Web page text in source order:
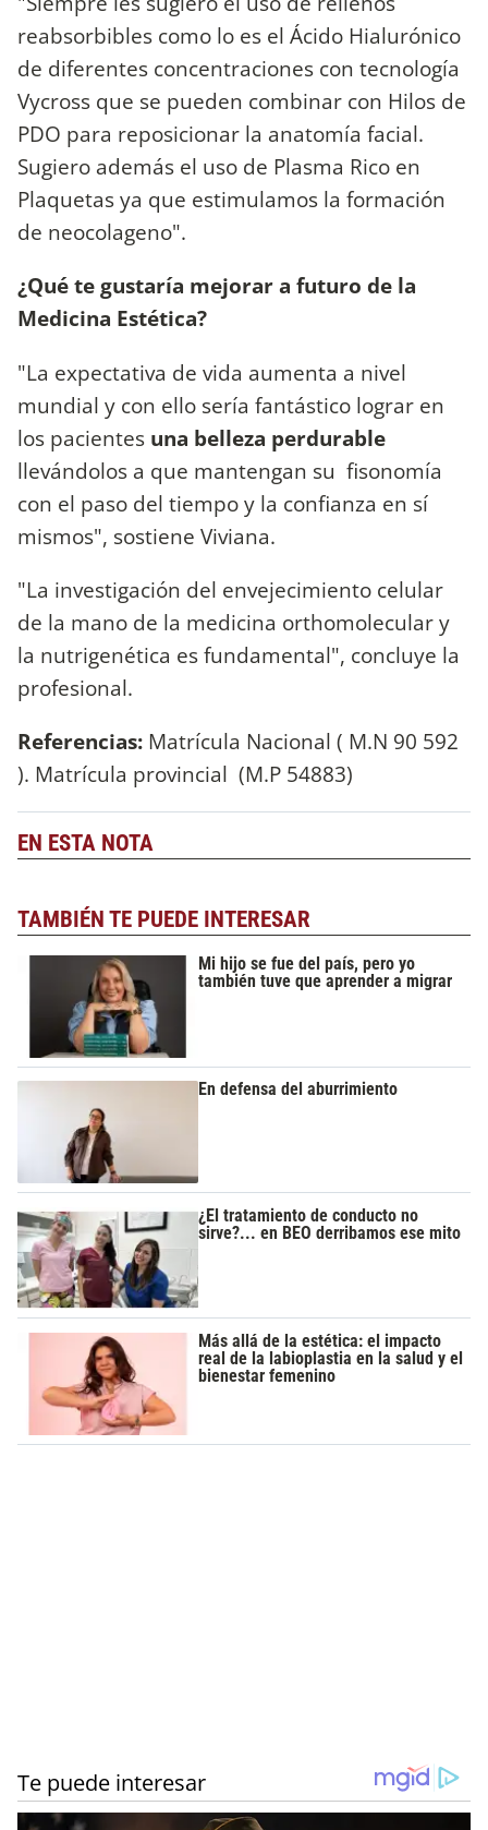
reabsorbibles como lo es el Ácido Hialurónico
de diferentes concentraciones con tecnología
Vycross que se pueden combinar con Hilos de
PDO para reposicionar la anatomía facial.
Sugiero además el uso de Plasma Rico en
Plaquetas ya que estimulamos la formación
de neocolageno".
¿Qué te gustaría mejorar a futuro de la
Medicina Estética?
"La expectativa de vida aumenta a nivel
mundial y con ello sería fantástico lograr en
los pacientes una belleza perdurable
llevándolos a que mantengan su fisonomía
con el paso del tiempo y la confianza en sí
mismos", sostiene Viviana.
"La investigación del envejecimiento celular
de la mano de la medicina orthomolecular y
la nutrigenética es fundamental", concluye la
profesional.
Referencias: Matrícula Nacional ( M.N 90 592
). Matrícula provincial (M.P 54883)
EN ESTA NOTA
TAMBIÉN TE PUEDE INTERESAR
Mi hijo se fue del país, pero yo
también tuve que aprender a migrar
En defensa del aburrimiento
¿El tratamiento de conducto no
sirve?... en BEO derribamos ese mito
Más allá de la estética: el impacto
real de la labioplastia en la salud y el
bienestar femenino